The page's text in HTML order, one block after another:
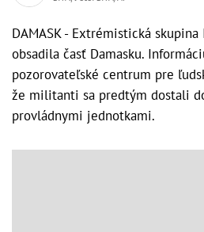
DAMASK - Extrémistická
obsadila časť Damasku.
pozorovateľské centrum pre
že militanti sa predtým dostali
provládnymi jednotkami.